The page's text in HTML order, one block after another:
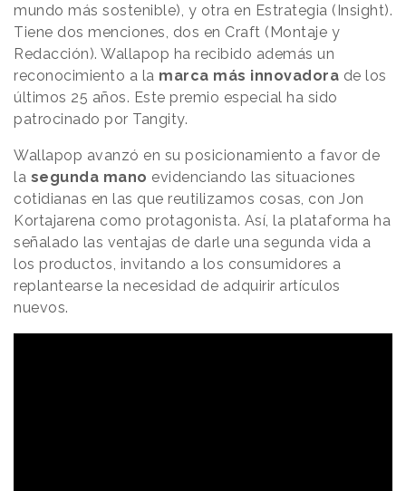
mundo más sostenible), y otra en Estrategia (Insight).
Tiene dos menciones, dos en Craft (Montaje y
Redacción). Wallapop ha recibido además un
reconocimiento a la marca más innovadora de los
últimos 25 años. Este premio especial ha sido
patrocinado por Tangity.
Wallapop avanzó en su posicionamiento a favor de
la segunda mano evidenciando las situaciones
cotidianas en las que reutilizamos cosas, con Jon
Kortajarena como protagonista. Así, la plataforma ha
señalado las ventajas de darle una segunda vida a
los productos, invitando a los consumidores a
replantearse la necesidad de adquirir artículos
nuevos.